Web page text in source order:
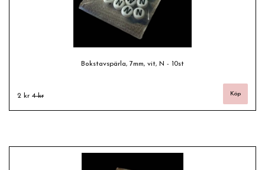
Bokstavspärla, 7mm, vit, N - 10st
2 kr 4 kr